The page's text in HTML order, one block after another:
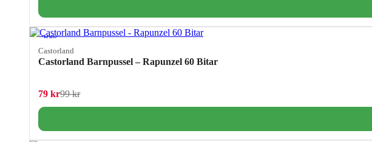
−20%
Castorland
Castorland Barnpussel – Rapunzel 60 Bitar
99krDet ursprungliga priset var: 99 kr.
79 kr Det nuvarande priset är: 79 kr.